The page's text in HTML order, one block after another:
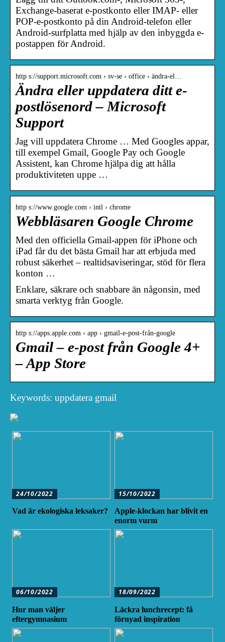
Exchange-baserat e-postkonto eller IMAP- eller
POP-e-postkonto på din Android-telefon eller
Android-surfplatta med hjälp av den inbyggda e-
postappen för Android.
http s://support.microsoft.com › sv-se › office › ändra-el…
Ändra eller uppdatera ditt e-
postlösenord – Microsoft
Support
Jag vill uppdatera Chrome … Med Googles appar,
till exempel Gmail, Google Pay och Google
Assistent, kan Chrome hjälpa dig att hålla
produktiviteten uppe …
http s://www.google.com › intl › chrome
Webbläsaren Google Chrome
Med den officiella Gmail-appen för iPhone och
iPad får du det bästa Gmail har att erbjuda med
robust säkerhet – realtidsaviseringar, stöd för flera
konton …
Enklare, säkrare och snabbare än någonsin, med
smarta verktyg från Google.
http s://apps.apple.com › app › gmail-e-post-från-google
Gmail – e-post från Google 4+
– App Store
Keywords: uppdatera gmail
24/10/2022
Vad är ekologiska leksaker?
15/10/2022
Apple-klockan har blivit en
enorm vurm
06/10/2022
Hur man väljer
eftergymnasium
18/09/2022
Läckra lunchrecept: få
förnyad inspiration